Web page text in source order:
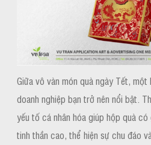
Giữa vô vàn món quà ngày Tết,
doanh nghiệp bạn trở nên nổi bật.
yếu tố cá nhân hóa giúp hộp quà
tinh thần cao, thể hiện sự chu đáo